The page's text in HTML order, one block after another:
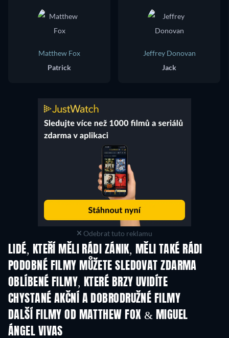
Matthew Fox
Patrick
Jeffrey Donovan
Jack
Odebrat tuto reklamu
LIDÉ, KTEŘÍ MĚLI RÁDI ZÁNIK, MĚLI TAKÉ RÁDI
PODOBNÉ FILMY MŮŽETE SLEDOVAT ZDARMA
OBLÍBENÉ FILMY, KTERÉ BRZY UVIDÍTE
CHYSTANÉ AKČNÍ A DOBRODRUŽNÉ FILMY
DALŠÍ FILMY OD MATTHEW FOX & MIGUEL
ÁNGEL VIVAS